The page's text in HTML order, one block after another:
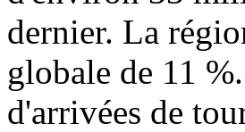
dernier. La
globale de 11
d'arrivées de